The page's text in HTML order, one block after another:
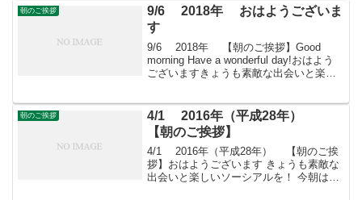
皆さんのために、年会費制 「すばる会
員」を運営し...
朝のご挨拶
9/6 2018年 おはようございま
す
9/6 2018年 【朝のご挨拶】Good
morning Have a wonderful day!おはよう
ございますきょうも素敵な出会いと楽し
クロ属（ペンステ...
朝のご挨拶
4/1 2016年（平成28年）
【朝のご挨拶】
4/1 2016年（平成28年） 【朝のご挨
拶】おはようございます きょうも素敵な
出会いと楽しいソーシアルを！ 今朝はク